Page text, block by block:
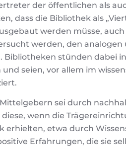
der öffentlichen als
dass die Bibliothek als
werden müsse,
werden, den
stünden dabei
seien, vor allem im
sei durch
wenn die
erhielten, etwa durch
Erfahrungen, die sie